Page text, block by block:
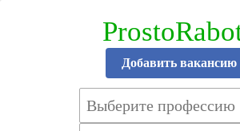
Добавить вакансию